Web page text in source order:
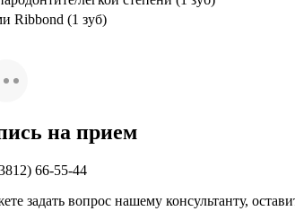
Ribbond (1 зуб)
на прием
66-55-44
задать вопрос нашему консультанту,